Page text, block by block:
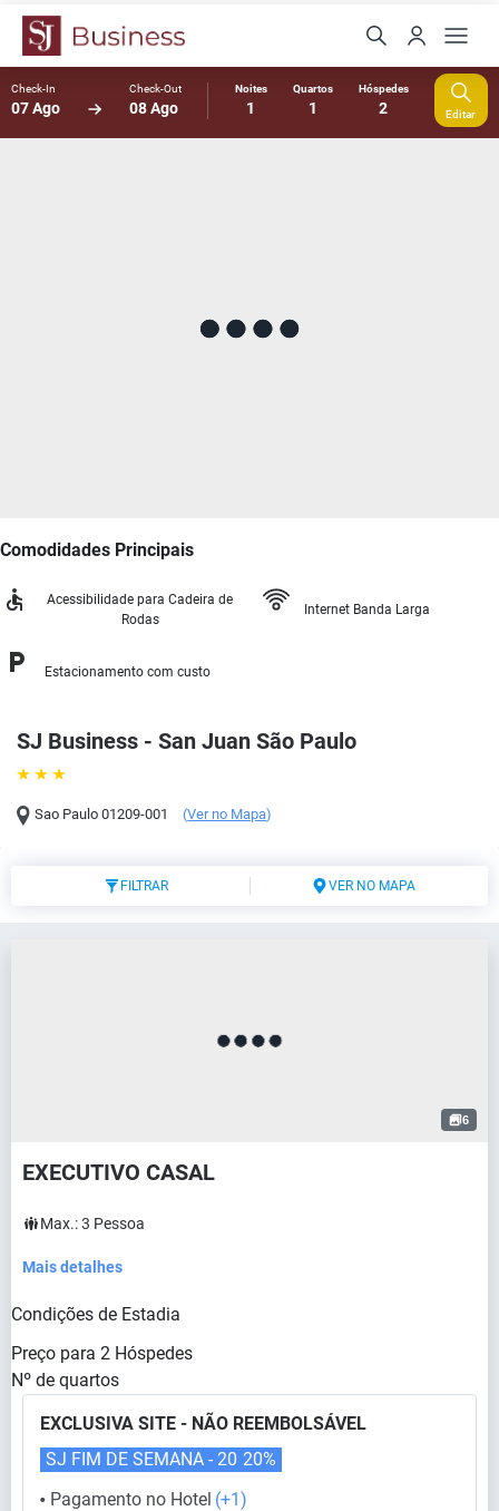
Check-In
07 Ago
Check-Out
08 Ago
Noites
1
Quartos
1
Hóspedes
2 Editar
SJ Business - San Juan São Paulo
Sao Paulo 01209-001 (Ver no Mapa)
Comodidades Principais
Acessibilidade para Cadeira de
Rodas
Internet Banda Larga
Estacionamento com custo
FILTRAR VER NO MAPA
6
EXECUTIVO CASAL
Max.:3 Pessoa
Mais detalhes
Condições de Estadia
Preço para 2 Hóspedes
Nº de quartos
EXCLUSIVA SITE - NÃO REEMBOLSÁVEL
⬤ Pagamento no Hotel (+1)
SJ FIM DE SEMANA - 20 20%